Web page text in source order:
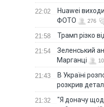
22:02
Huawei
ФОТО
276
21:58 Трамп різко
21:54
Зеленський
Марганці
21:43
В Україні
розкрив
21:32
"Я доначу